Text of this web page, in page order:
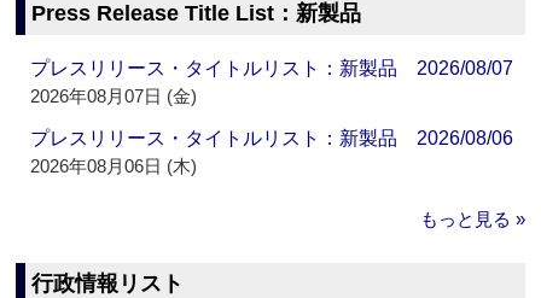
Press Release Title List：新製品
プレスリリース・タイトルリスト：新製品 2026/08/07
2026年08月07日 (金)
プレスリリース・タイトルリスト：新製品 2026/08/06
2026年08月06日 (木)
もっと見る »
行政情報リスト